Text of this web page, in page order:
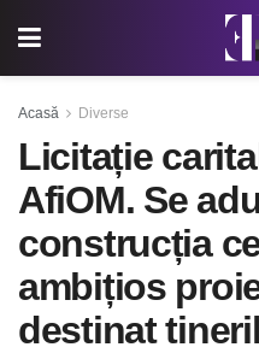
Acasă Diverse
Licitație
AfiOM. Se
construcția
ambițios
destinat